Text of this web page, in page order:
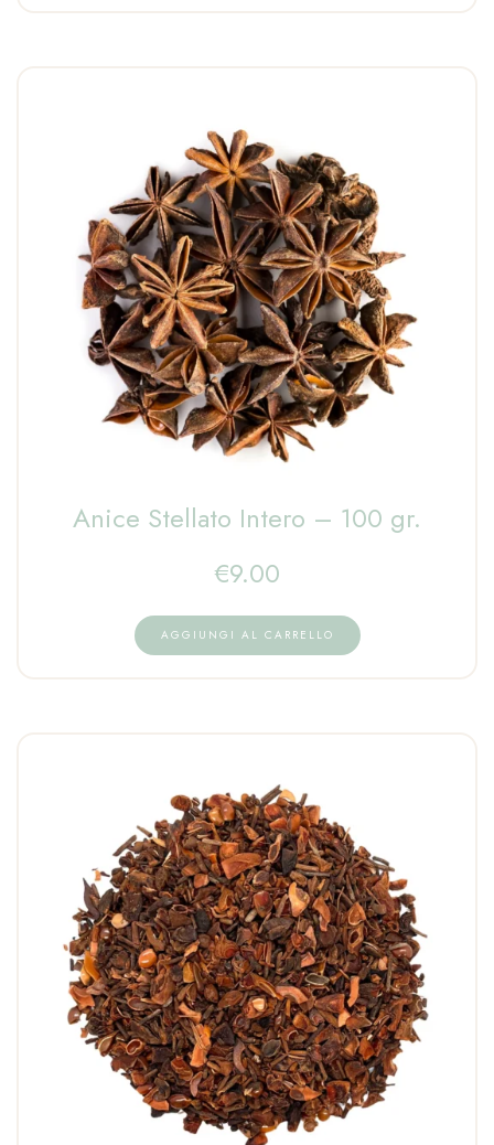
Anice Stellato Intero – 100 gr.
€9.00
AGGIUNGI AL CARRELLO